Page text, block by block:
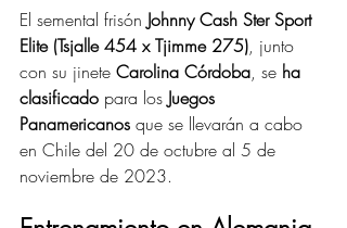
El semental frisón Johnny Cash Ster Sport
Elite (Tsjalle 454 x Tjimme 275), junto
con su jinete Carolina Córdoba, se ha
clasificado para los Juegos
Panamericanos que se llevarán a cabo
en Chile del 20 de octubre al 5 de
noviembre de 2023.